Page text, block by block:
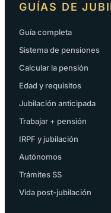
GUÍAS DE
Guía completa
Sistema de pensiones
Calcular la pensión
Edad y requisitos
Jubilación anticipada
Trabajar + pensión
IRPF y jubilación
Autónomos
Trámites SS
Vida post-jubilación